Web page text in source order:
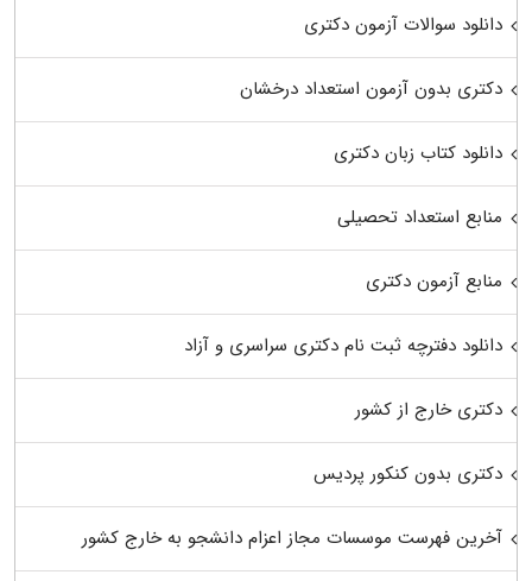
دانلود سوالات آزمون دکتری
دکتری بدون آزمون استعداد درخشان
دانلود کتاب زبان دکتری
منابع استعداد تحصیلی
منابع آزمون دکتری
دانلود دفترچه ثبت نام دکتری سراسری و آزاد
دکتری خارج از کشور
دکتری بدون کنکور پردیس
آخرین فهرست موسسات مجاز اعزام دانشجو به خارج کشور